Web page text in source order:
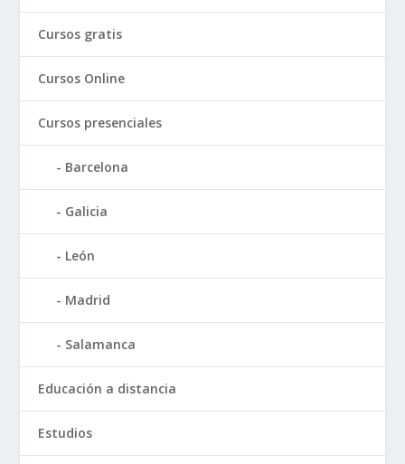
Cursos gratis
Cursos Online
Cursos presenciales
Barcelona
Galicia
León
Madrid
Salamanca
Educación a distancia
Estudios